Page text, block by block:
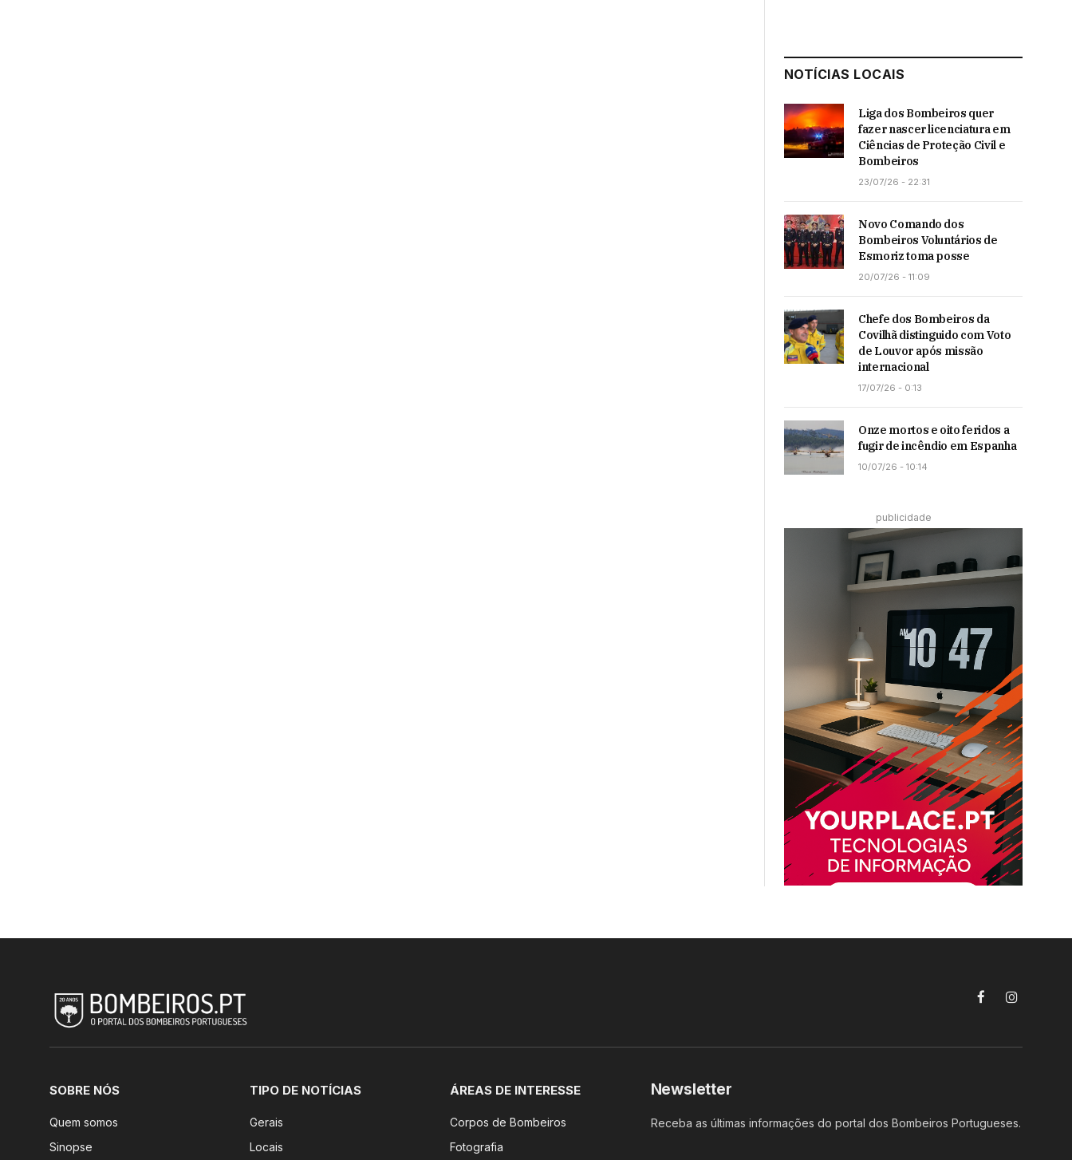
NOTÍCIAS LOCAIS
Liga dos Bombeiros quer
fazer nascer licenciatura em
Ciências de Proteção Civil e
Bombeiros
23/07/26 - 22:31
Novo Comando dos
Bombeiros Voluntários de
Esmoriz toma posse
20/07/26 - 11:09
Chefe dos Bombeiros da
Covilhã distinguido com Voto
de Louvor após missão
internacional
17/07/26 - 0:13
Onze mortos e oito feridos a
fugir de incêndio em Espanha
10/07/26 - 10:14
publicidade
FacebookInstagram
SOBRE NÓS
Quem somos
Sinopse
TIPO DE NOTÍCIAS
Gerais
Locais
ÁREAS DE INTERESSE
Corpos de Bombeiros
Fotografia
Newsletter
Receba as últimas informações do portal dos Bombeiros Portugueses.